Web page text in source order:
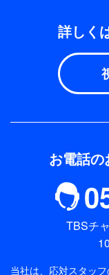
は！？富士の裾
いを見逃すな！
◆11月9日(木)【
◆11月10日(金)
を中心に13番〜
解説：加瀬秀樹
◆11月11日(土)
詳しく
お電話
TBSチ
当社は、応対スタッ